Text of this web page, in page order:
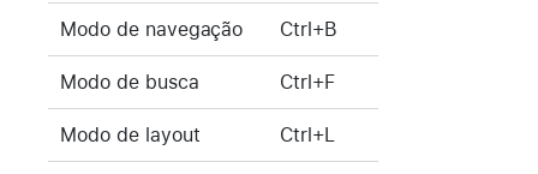
Modo de navegação Ctrl+B
Modo de busca Ctrl+F
Modo de layout Ctrl+L